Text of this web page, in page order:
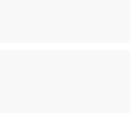
önerisi
Kurumu (TODDK)